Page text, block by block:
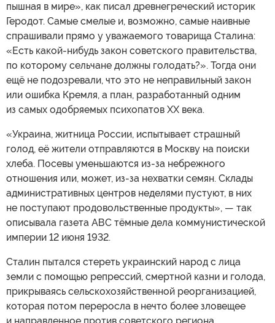
пышная в мире», как писал древнегреческий историк
Геродот. Самые смелые и, возможно, самые наивные
спрашивали прямо у уважаемого товарища Сталина:
«Есть какой-нибудь закон советского правительства,
по которому сельчане должны голодать?». Тогда они
ещё не подозревали, что это не неправильный закон
или ошибка Кремля, а план, разработанный одним
из самых одобряемых психопатов ХХ века.
«Украина, житница России, испытывает страшный
голод, её жители отправляются в Москву на поиски
хлеба. Посевы уменьшаются из-за небрежного
отношения или, может, из-за нехватки семян. Склады
административных центров неделями пустуют, в них
не поступают продовольственные продукты», — так
описывала газета АВС тёмные дела коммунистической
империи 12 июня 1932.
Сталин пытался стереть украинский народ с лица
земли с помощью репрессий, смертной казни и голода,
прикрываясь сельскохозяйственной реорганизацией,
которая потом переросла в нечто более зловещее